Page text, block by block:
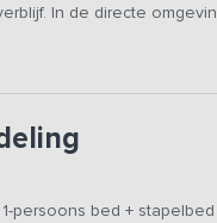
In de directe
is gelegen naast een
een lange tafel waar je
serre staan 2 gezellige
persoons bed + stapelbed